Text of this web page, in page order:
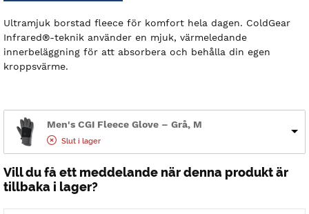
Ultramjuk borstad fleece för komfort hela dagen. ColdGear
Infrared®-teknik använder en mjuk, värmeledande
innerbeläggning för att absorbera och behålla din egen
kroppsvärme.
Men's CGI Fleece Glove – Grå, M
Slut i lager
Vill du få ett meddelande när denna produkt är
tillbaka i lager?